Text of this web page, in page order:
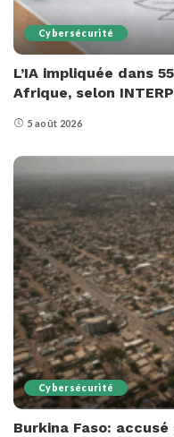
Cybersécurité
L’IA impliquée dans
Afrique, selon
5 août 2026
Cybersécurité
Burkina Faso: accusé